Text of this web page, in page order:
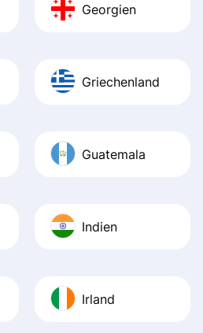
Georgien
Griechenland
Guatemala
Indien
Irland